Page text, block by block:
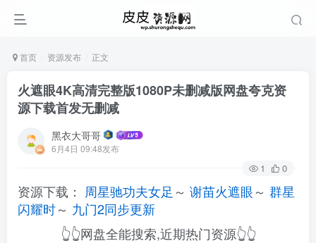
首页 资源发布 正文
火遮眼4K高清完整版1080P未删减版网盘夸克资
源下载首发无删减
黑衣大哥哥
6月4日 09:48发布
1 0
资源下载： 周星驰功夫女足 ～ 谢苗火遮眼～ 群星
闪耀时～ 九门2同步更新
👆👆网盘全能搜索,近期热门资源👆👆